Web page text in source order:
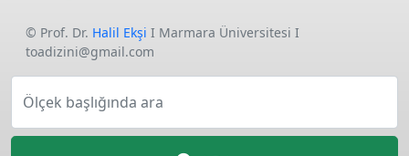
© Prof. Dr. Halil Ekşi I Marmara Üniversitesi I
toadizini@gmail.com
Ölçek başlığında ara